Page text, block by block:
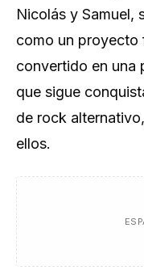
Nicolás y Samuel,
como un proyecto
convertido en una
que sigue
de rock
ellos.